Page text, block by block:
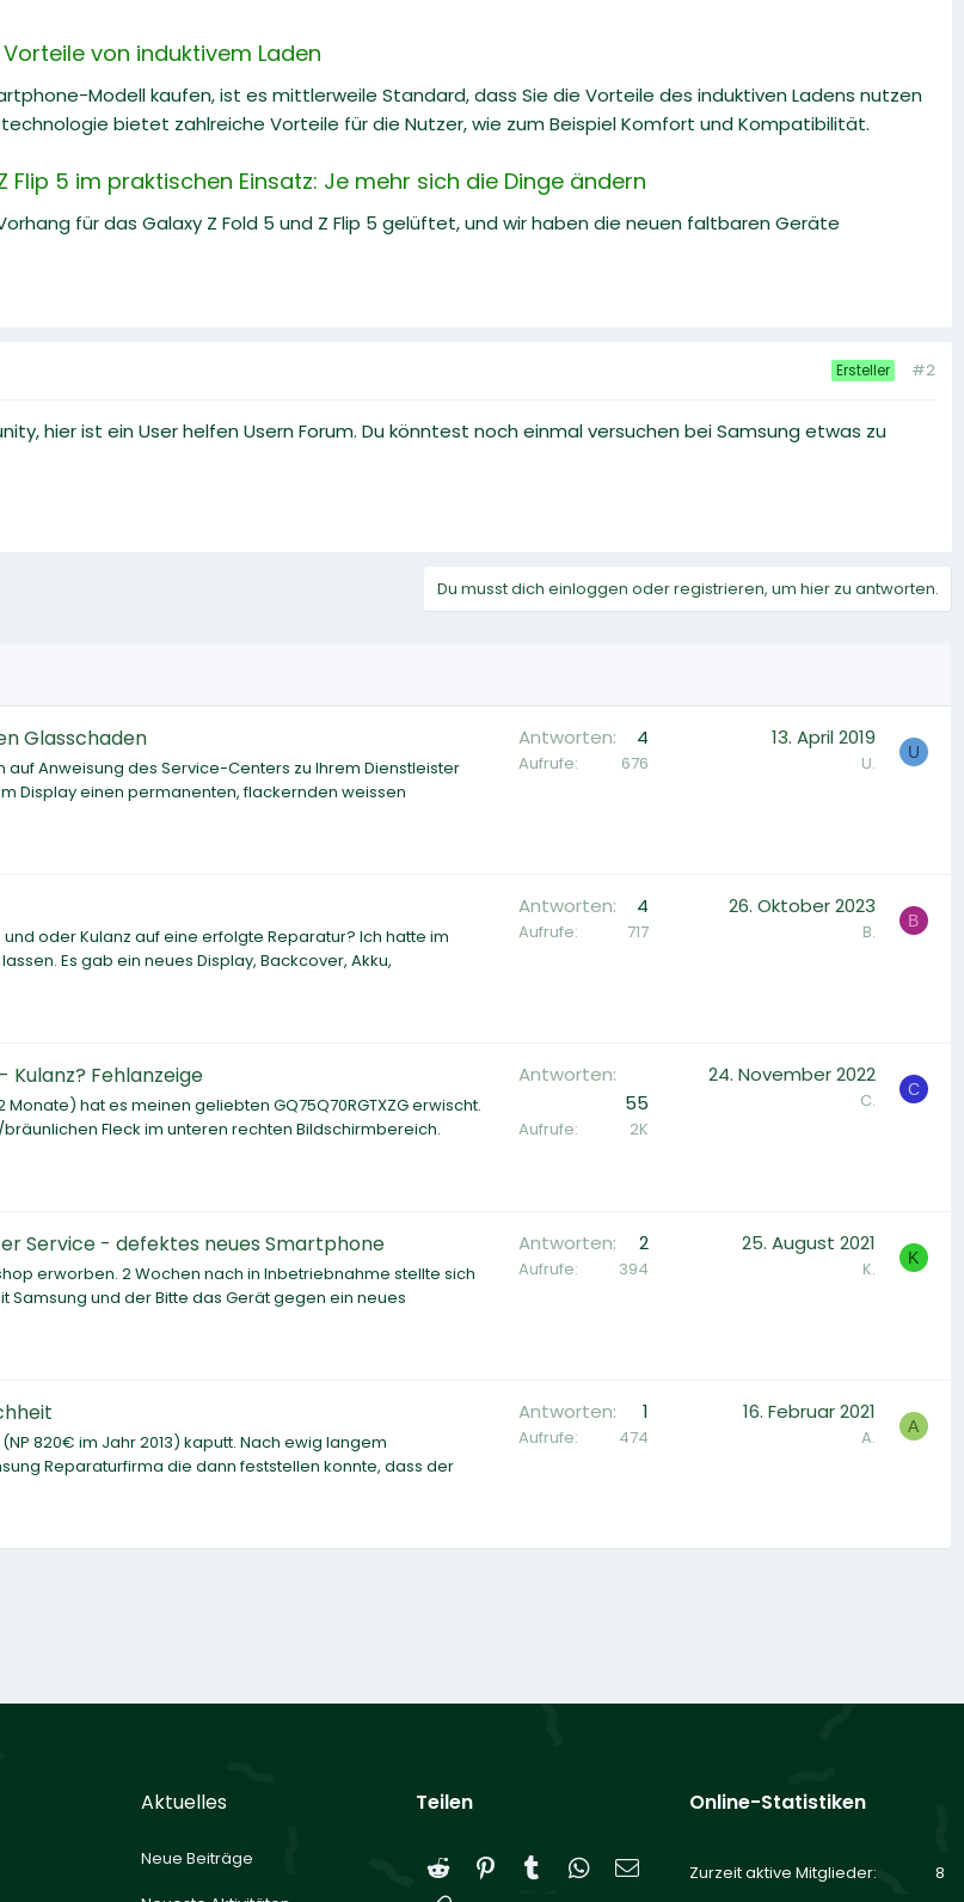
von induktivem Laden
Modell kaufen, ist es mittlerweile Standard, dass Sie die Vorteile des induktiven Ladens nutzen
bietet zahlreiche Vorteile für die Nutzer, wie zum Beispiel Komfort und Kompatibilität.
Flip 5 im praktischen Einsatz: Je mehr sich die Dinge ändern
für das Galaxy Z Fold 5 und Z Flip 5 gelüftet, und wir haben die neuen faltbaren Geräte
Ersteller #2
hier ist ein User helfen Usern Forum. Du könntest noch einmal versuchen bei Samsung etwas zu
Du musst dich einloggen oder registrieren, um hier zu antworten.
Glasschaden
Anweisung des Service-Centers zu Ihrem Dienstleister
Display einen permanenten, flackernden weissen
Antworten 4
Aufrufe 676
13. April 2019
U. U
oder Kulanz auf eine erfolgte Reparatur? Ich hatte im
Es gab ein neues Display, Backcover, Akku,
Antworten 4
Aufrufe 717
26. Oktober 2023
B. B
Kulanz? Fehlanzeige
hat es meinen geliebten GQ75Q70RGTXZG erwischt.
Fleck im unteren rechten Bildschirmbereich.
Antworten
55
Aufrufe 2K
24. November 2022
C. C
Service - defektes neues Smartphone
erworben. 2 Wochen nach in Inbetriebnahme stellte sich
Samsung und der Bitte das Gerät gegen ein neues
Antworten 2
Aufrufe 394
25. August 2021
K. K
820€ im Jahr 2013) kaputt. Nach ewig langem
Reparaturfirma die dann feststellen konnte, dass der
Antworten 1
Aufrufe 474
16. Februar 2021
A. A
Aktuelles
Neue Beiträge
Teilen
Reddit Pinterest
Tumblr WhatsApp
E-Mail
Online-Statistiken
Zurzeit aktive Mitglieder 8